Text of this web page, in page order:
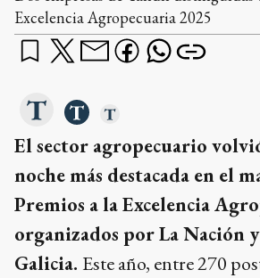
Excelencia Agropecuaria 2025
El sector agropecuario
noche más destacada en el
Premios a la Excelencia
organizados por La Nación
Galicia. Este año, entre 270